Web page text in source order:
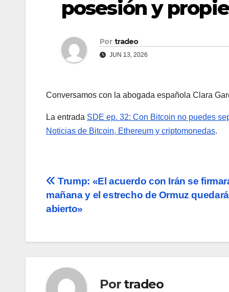
posesión y
Por tradeo
JUN 13, 2026
Conversamos con la abogada española Clara
La entrada SDE ep. 32: Con Bitcoin no puedes
Noticias de Bitcoin, Ethereum y criptomonedas.
Navegación
de
Trump: «El acuerdo con Irán se
mañana y el estrecho de Ormuz quedará
abierto»
Por tradeo